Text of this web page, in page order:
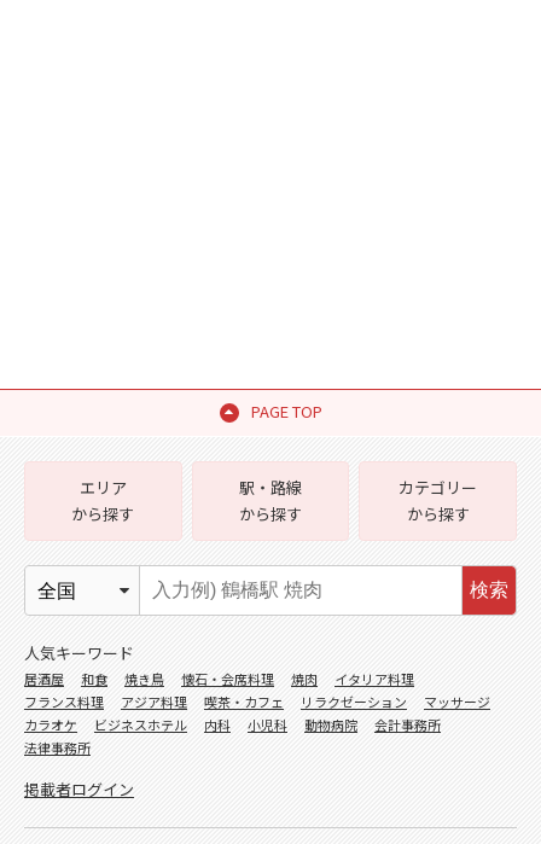
PAGE TOP
エリア
から探す
駅・路線
から探す
カテゴリー
から探す
検索
人気キーワード
居酒屋 和食 焼き鳥 懐石・会席料理 焼肉
イタリア料理
フランス料理
アジア料理 喫茶・カフェ リラクゼーション
マッサージ
カラオケ
ビジネスホテル 内科 小児科 動物病院
会計事務所
法律事務所
掲載者ログイン